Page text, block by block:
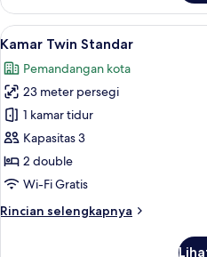
Kamar
Double
Deluks
Lihat
semua
foto
untuk
Kamar
Twin
Standar
5
Kamar Twin Standar
Pemandangan kota
23 meter persegi
1 kamar tidur
Kapasitas 3
2 double
Wi-Fi Gratis
Rincian selengkapnya
Rincian